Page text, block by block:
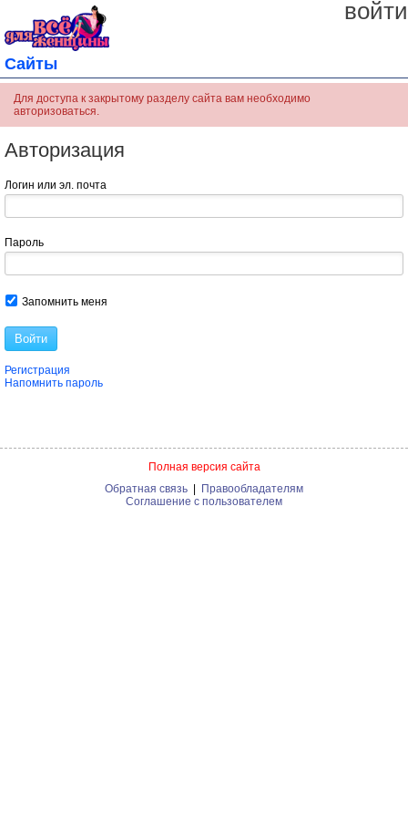
войти
Сайты
Для доступа к закрытому разделу сайта вам необходимо
авторизоваться.
Авторизация
Логин или эл. почта
Пароль
Запомнить меня
Войти
Регистрация
Напомнить пароль
Полная версия сайта
Обратная связь | Правообладателям
Соглашение с пользователем